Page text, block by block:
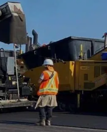
et consolidation